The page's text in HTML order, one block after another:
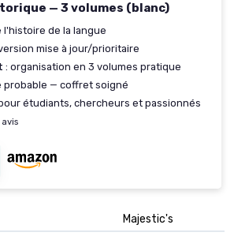
— 3 volumes (blanc)
l'histoire de la langue
mise à jour/prioritaire
: organisation en 3 volumes pratique
probable — coffret soigné
étudiants, chercheurs et passionnés
avis
Majestic's